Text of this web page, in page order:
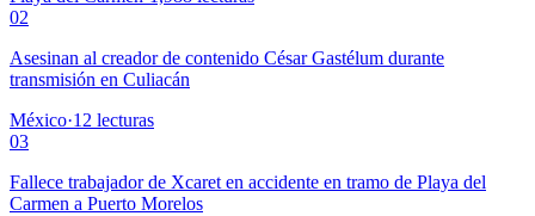
02
Asesinan al creador de contenido César Gastélum durante
transmisión en Culiacán
México·12 lecturas
03
Fallece trabajador de Xcaret en accidente en tramo de Playa del
Carmen a Puerto Morelos